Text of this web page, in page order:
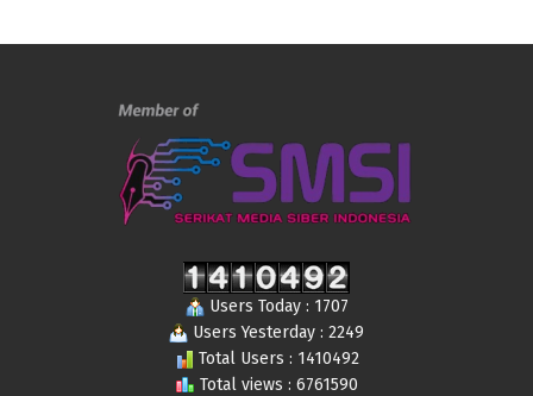
Users Today : 1707
Users Yesterday : 2249
Total Users : 1410492
Total views : 6761590